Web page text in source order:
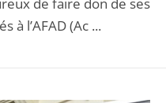
à l’AFAD (Ac ...